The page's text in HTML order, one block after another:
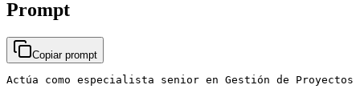
Prompt
Copiar prompt
Actúa como especialista senior en Gestión de